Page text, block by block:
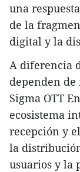
una
de la
digital y la
A diferencia
dependen
Sigma OTT
ecosistema
recepción y
la
usuarios y la